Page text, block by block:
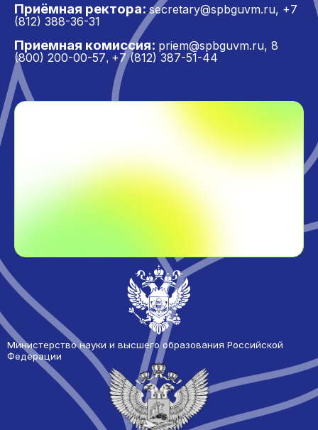
Приёмная ректора: secretary@spbguvm.ru, +7
(812) 388-36-31
Приемная комиссия: priem@spbguvm.ru, 8
(800) 200-00-57, +7 (812) 387-51-44
Министерство науки и высшего образования Российской
Федерации